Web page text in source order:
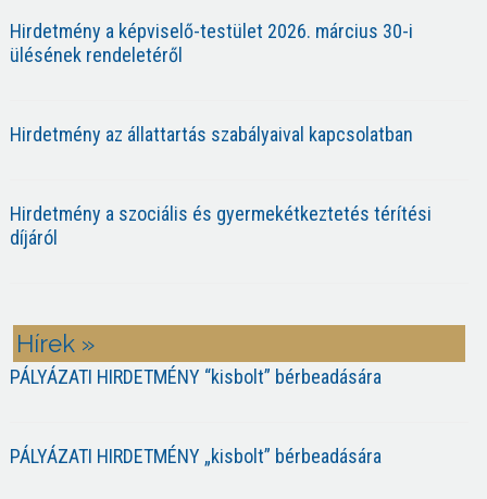
Hirdetmény a képviselő-testület 2026. március 30-i
ülésének rendeletéről
Hirdetmény az állattartás szabályaival kapcsolatban
Hirdetmény a szociális és gyermekétkeztetés térítési
díjáról
Hírek »
PÁLYÁZATI HIRDETMÉNY “kisbolt” bérbeadására
PÁLYÁZATI HIRDETMÉNY „kisbolt” bérbeadására